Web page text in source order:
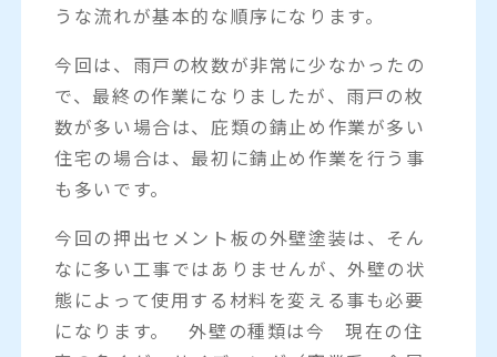
うな流れが基本的な順序になります。
今回は、雨戸の枚数が非常に少なかったの
で、最終の作業になりましたが、雨戸の枚
数が多い場合は、庇類の錆止め作業が多い
住宅の場合は、最初に錆止め作業を行う事
も多いです。
今回の押出セメント板の外壁塗装は、そん
なに多い工事ではありませんが、外壁の状
態によって使用する材料を変える事も必要
になります。 外壁の種類は今 現在の住